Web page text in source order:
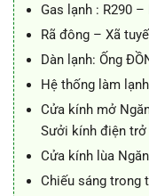
Gas lạnh : R290 –
Rã đông – Xã
Dàn lạnh: Ống
Hệ thống làm
Cửa kính mở
Sưởi kính điện trở
Cửa kính lùa
Chiếu sáng trong